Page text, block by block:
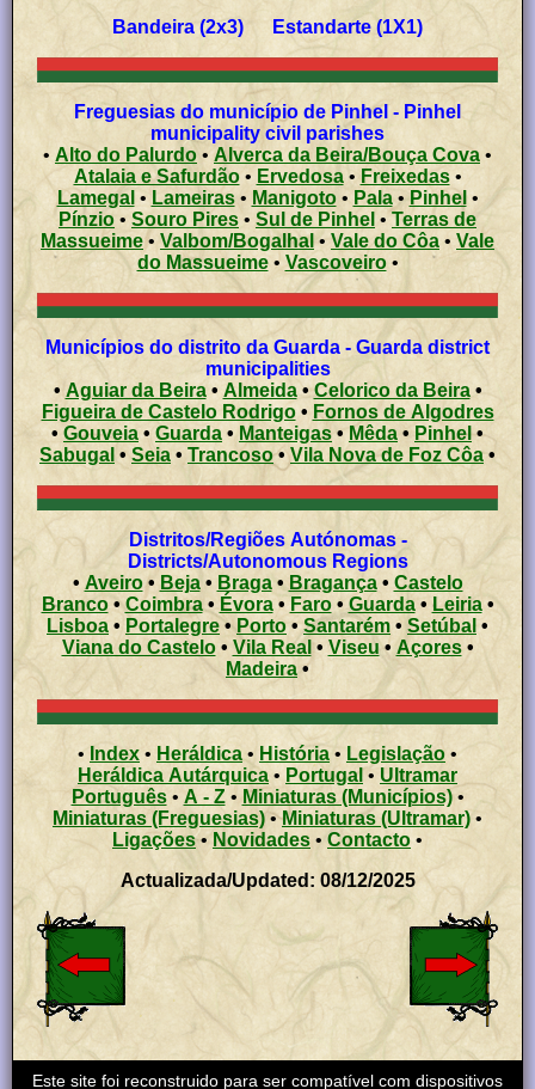
Bandeira (2x3) Estandarte (1X1)
Freguesias do município de Pinhel - Pinhel
municipality civil parishes
• Alto do Palurdo • Alverca da Beira/Bouça Cova •
Atalaia e Safurdão• Ervedosa• Freixedas •
Lamegal • Lameiras • Manigoto• Pala•Pinhel •
Pínzio • Souro Pires • Sul de Pinhel •Terras de
Massueime • Valbom/Bogalhal •Vale do Côa • Vale
do Massueime• Vascoveiro•
Municípios do distrito da Guarda - Guarda district
municipalities
• Aguiar da Beira• Almeida•Celorico da Beira•
Figueira de Castelo Rodrigo• Fornos de Algodres
• Gouveia• Guarda • Manteigas •Mêda • Pinhel•
Sabugal •Seia • Trancoso• Vila Nova de Foz Côa•
Distritos/Regiões Autónomas -
Districts/Autonomous Regions
• Aveiro• Beja• Braga• Bragança• Castelo
Branco•Coimbra• Évora• Faro• Guarda• Leiria•
Lisboa • Portalegre•Porto•Santarém • Setúbal •
Viana do Castelo• Vila Real • Viseu • Açores •
Madeira •
• Index • Heráldica • História • Legislação •
Heráldica Autárquica • Portugal• Ultramar
Português• A - Z• Miniaturas (Municípios)•
Miniaturas (Freguesias)•Miniaturas (Ultramar)•
Ligações• Novidades • Contacto •
Actualizada/Updated: 08/12/2025
Este site foi reconstruido para ser compatível com dispositivos